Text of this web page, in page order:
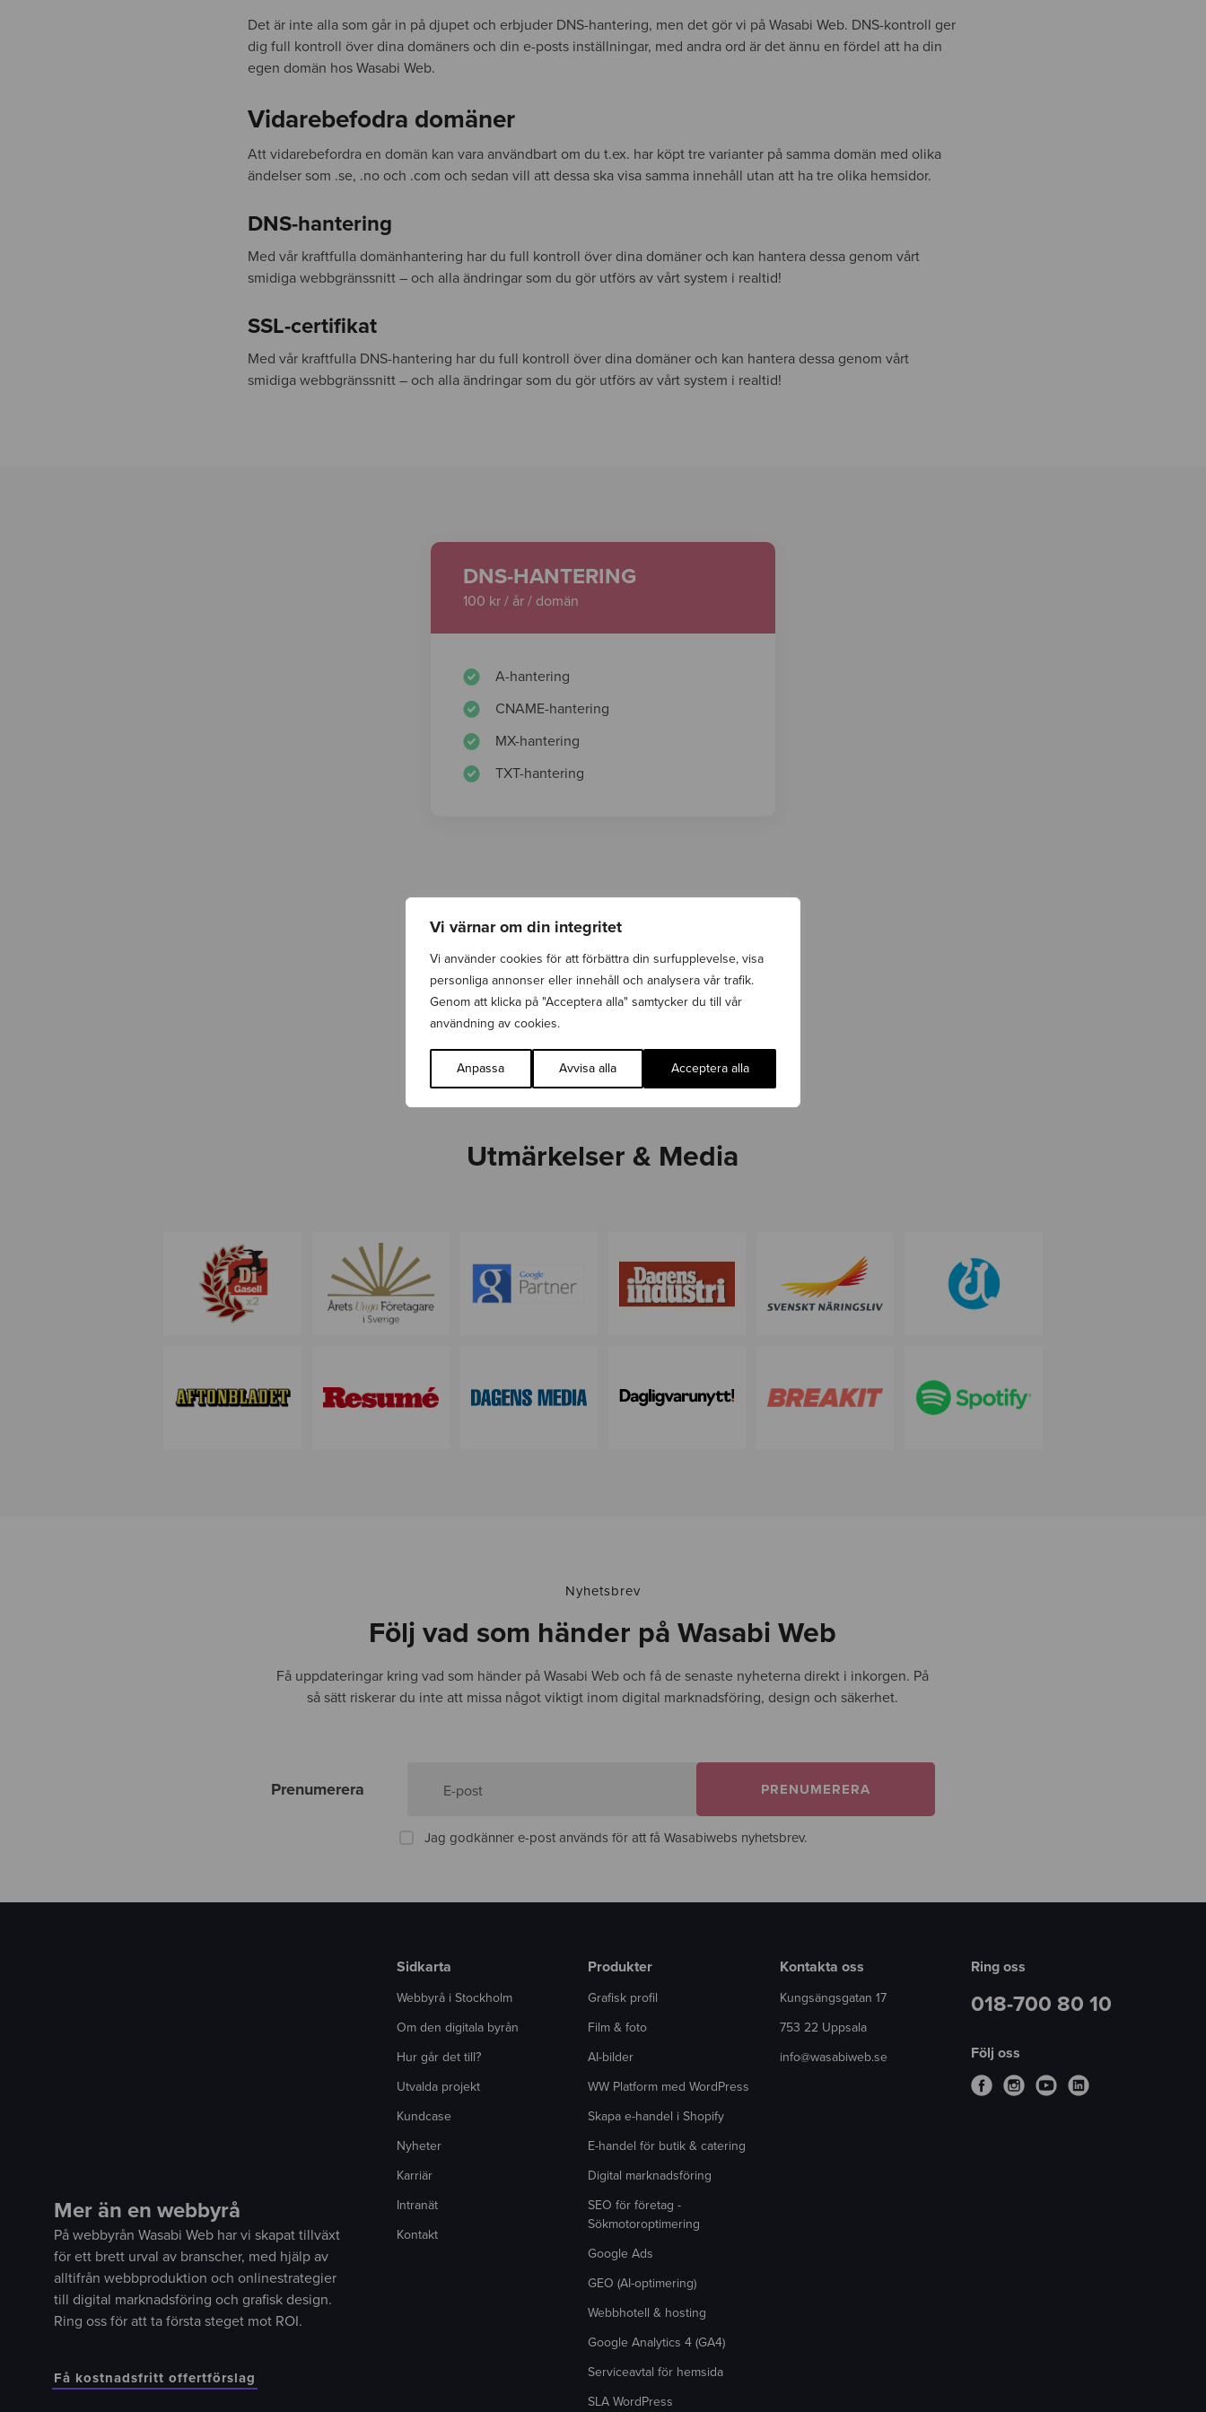
Vi värnar om din integritet
Vi använder cookies för att förbättra din surfupplevelse, visa
personliga annonser eller innehåll och analysera vår trafik.
Genom att klicka på "Acceptera alla" samtycker du till vår
användning av cookies.
Anpassa Avvisa alla Acceptera alla
Det är inte alla som går in på djupet och erbjuder DNS-hantering, men det gör vi på Wasabi Web. DNS-kontroll ger
dig full kontroll över dina domäners och din e-posts inställningar, med andra ord är det ännu en fördel att ha din
egen domän hos Wasabi Web.
Vidarebefodra domäner
Att vidarebefordra en domän kan vara användbart om du t.ex. har köpt tre varianter på samma domän med olika
ändelser som .se, .no och .com och sedan vill att dessa ska visa samma innehåll utan att ha tre olika hemsidor.
DNS-hantering
Med vår kraftfulla domänhantering har du full kontroll över dina domäner och kan hantera dessa genom vårt
smidiga webbgränssnitt – och alla ändringar som du gör utförs av vårt system i realtid!
SSL-certifikat
Med vår kraftfulla DNS-hantering har du full kontroll över dina domäner och kan hantera dessa genom vårt
smidiga webbgränssnitt – och alla ändringar som du gör utförs av vårt system i realtid!
DNS-HANTERING
100 kr / år / domän
A-hantering
CNAME-hantering
MX-hantering
TXT-hantering
KONTAKTA OSS
Utmärkelser & Media
Nyhetsbrev
Följ vad som händer på Wasabi Web
Få uppdateringar kring vad som händer på Wasabi Web och få de senaste nyheterna direkt i inkorgen. På
så sätt riskerar du inte att missa något viktigt inom digital marknadsföring, design och säkerhet.
Prenumerera E-post PRENUMERERA
Jag godkänner e-post används för att få Wasabiwebs nyhetsbrev.
Mer än en webbyrå
På webbyrån Wasabi Web har vi skapat tillväxt
för ett brett urval av branscher, med hjälp av
alltifrån webbproduktion och onlinestrategier
till digital marknadsföring och grafisk design.
Ring oss för att ta första steget mot ROI.
Få kostnadsfritt offertförslag
Sidkarta
Webbyrå i Stockholm
Om den digitala byrån
Hur går det till?
Utvalda projekt
Kundcase
Nyheter
Karriär
Intranät
Kontakt
Produkter
Grafisk profil
Film & foto
AI-bilder
WW Platform med WordPress
Skapa e-handel i Shopify
E-handel för butik & catering
Digital marknadsföring
SEO för företag -
Sökmotoroptimering
Google Ads
GEO (AI-optimering)
Webbhotell & hosting
Google Analytics 4 (GA4)
Serviceavtal för hemsida
SLA WordPress
Kontakta oss
Kungsängsgatan 17
753 22 Uppsala
info@wasabiweb.se
Ring oss
018-700 80 10
Följ oss